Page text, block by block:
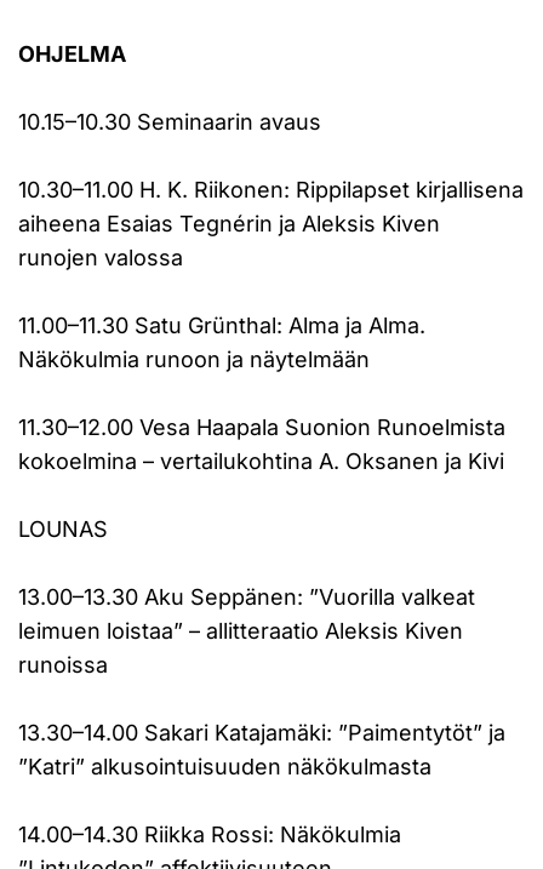
OHJELMA
10.15–10.30 Seminaarin avaus
10.30–11.00 H. K. Riikonen: Rippilapset kirjallisena
aiheena Esaias Tegnérin ja Aleksis Kiven
runojen valossa
11.00–11.30 Satu Grünthal: Alma ja Alma.
Näkökulmia runoon ja näytelmään
11.30–12.00 Vesa Haapala Suonion Runoelmista
kokoelmina – vertailukohtina A. Oksanen ja Kivi
LOUNAS
13.00–13.30 Aku Seppänen: ”Vuorilla valkeat
leimuen loistaa” – allitteraatio Aleksis Kiven
runoissa
13.30–14.00 Sakari Katajamäki: ”Paimentytöt” ja
”Katri” alkusointuisuuden näkökulmasta
14.00–14.30 Riikka Rossi: Näkökulmia